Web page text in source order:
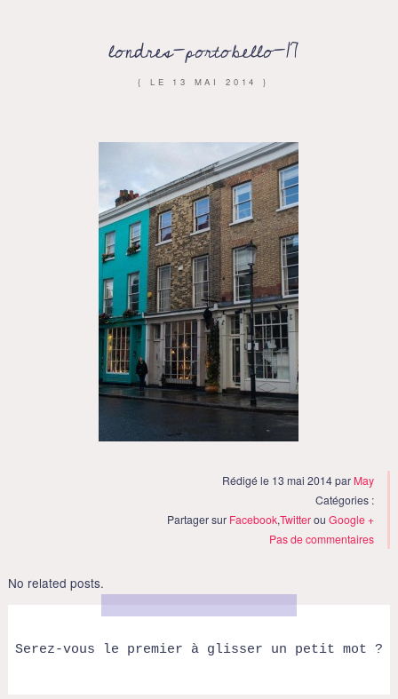
londres-portobello-17
{ LE 13 MAI 2014 }
Rédigé le 13 mai 2014 par May
Catégories :
Partager sur Facebook,TwitterouGoogle +
Pas de commentaires
No related posts.
Serez-vous le premier à glisser un petit mot ?